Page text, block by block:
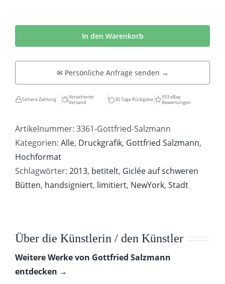
|
NY
Perspektive
Menge
In den Warenkorb
✉ Persönliche Anfrage senden →
Sichere Zahlung
Versicherter
Versand
30 Tage Rückgabe
933 eBay
Bewertungen
Artikelnummer: 3361-Gottfried-Salzmann
Kategorien: Alle, Druckgrafik, Gottfried Salzmann,
Hochformat
Schlagwörter: 2013, betitelt, Giclée auf schweren
Bütten, handsigniert, limitiert, NewYork, Stadt
Über die Künstlerin / den Künstler
Weitere Werke von Gottfried Salzmann
entdecken →